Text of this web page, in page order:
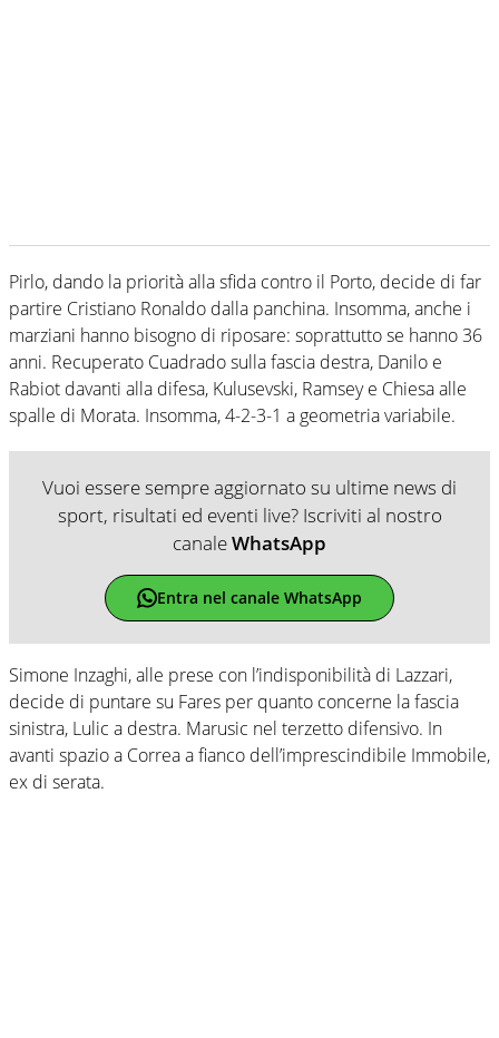
Pirlo, dando la priorità alla sfida contro il Porto, decide di far
partire Cristiano Ronaldo dalla panchina. Insomma, anche i
marziani hanno bisogno di riposare: soprattutto se hanno 36
anni. Recuperato Cuadrado sulla fascia destra, Danilo e
Rabiot davanti alla difesa, Kulusevski, Ramsey e Chiesa alle
spalle di Morata. Insomma, 4-2-3-1 a geometria variabile.
Vuoi essere sempre aggiornato su ultime news di
sport, risultati ed eventi live? Iscriviti al nostro
canaleWhatsApp
Entra nel canale WhatsApp
Simone Inzaghi, alle prese con l’indisponibilità di Lazzari,
decide di puntare su Fares per quanto concerne la fascia
sinistra, Lulic a destra. Marusic nel terzetto difensivo. In
avanti spazio a Correa a fianco dell’imprescindibile Immobile,
ex di serata.